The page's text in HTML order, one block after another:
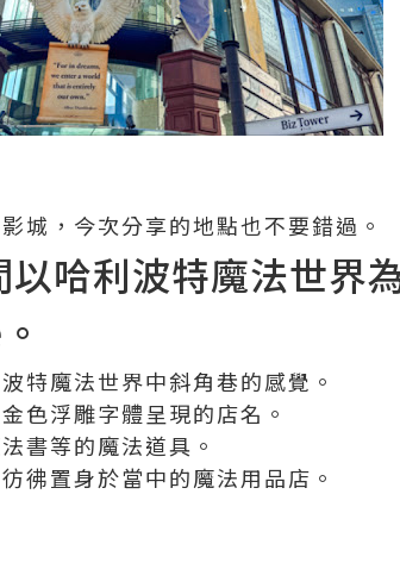
城，今次分享的地點也不要錯過。
哈利波特魔法世界
特魔法世界中斜角巷的感覺。
色浮雕字體呈現的店名。
書等的魔法道具。
彿置身於當中的魔法用品店。